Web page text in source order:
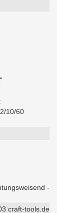
10/60
-
craft-tools.de